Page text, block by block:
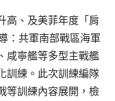
高、及美菲年度「肩
：共軍南部戰區海軍
咸寧艦等多型主戰艦
訓練。此次訓練編隊
等訓練內容展開，檢